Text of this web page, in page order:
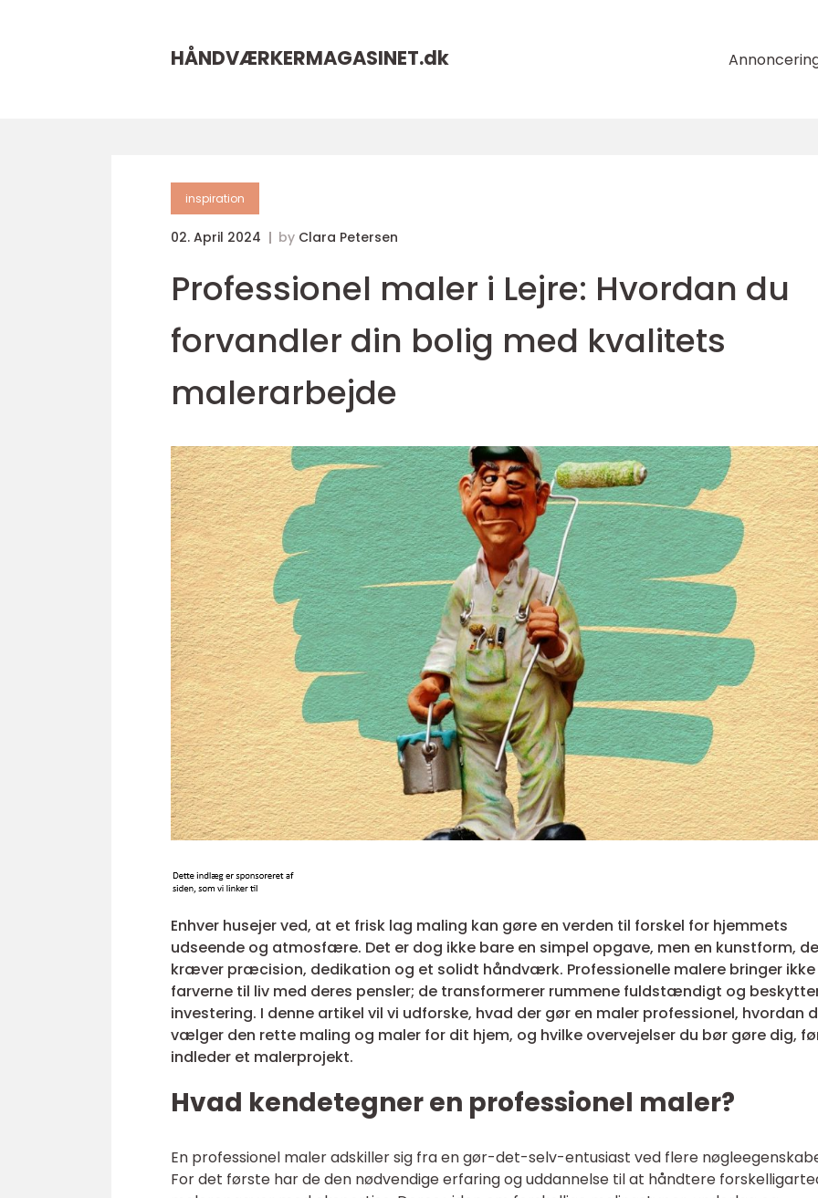
HÅNDVÆRKERMAGASINET.dk
inspiration
02. April 2024 by Clara Petersen
Professionel maler i Lejre: Hvordan du
forvandler din bolig med kvalitets
malerarbejde
Enhver husejer ved, at et frisk lag maling kan gøre en verden til forskel for hjemmets
udseende og atmosfære. Det er dog ikke bare en simpel opgave, men en kunstform,
kræver præcision, dedikation og et solidt håndværk. Professionelle malere bringer ikke
farverne til liv med deres pensler; de transformerer rummene fuldstændigt og
investering. I denne artikel vil vi udforske, hvad der gør en maler professionel, hvordan
vælger den rette maling og maler for dit hjem, og hvilke overvejelser du bør gøre dig,
indleder et malerprojekt.
Hvad kendetegner en professionel maler?
En professionel maler adskiller sig fra en gør-det-selv-entusiast ved flere
For det første har de den nødvendige erfaring og uddannelse til at håndtere